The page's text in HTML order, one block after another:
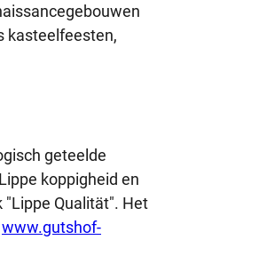
kasteelfeesten,
geteelde
koppigheid en
Qualität". Het
www.gutshof-